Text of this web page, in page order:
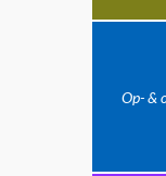
Op- &